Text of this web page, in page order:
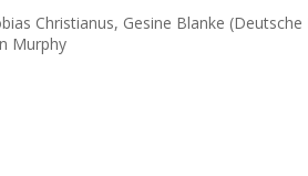
Christianus, Gesine Blanke
Murphy